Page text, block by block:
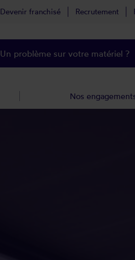
Devenir franchisé Recrutement
Un problème sur votre matériel ?
Nos